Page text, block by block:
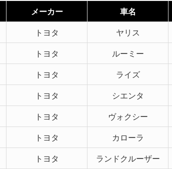
メーカー 車名
トヨタ ヤリス
トヨタ ルーミー
トヨタ ライズ
トヨタ シエンタ
トヨタ ヴォクシー
トヨタ カローラ
トヨタ ランドクルーザー